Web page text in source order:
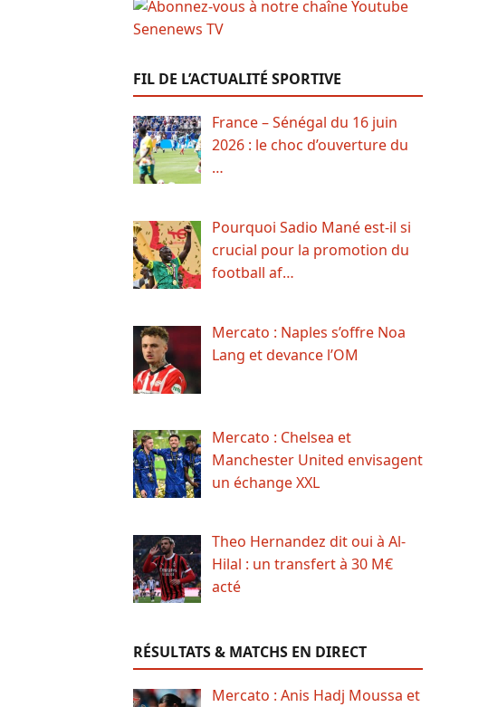
FIL DE L’ACTUALITÉ SPORTIVE
France – Sénégal du 16 juin
2026 : le choc d’ouverture du
…
Pourquoi Sadio Mané est-il si
crucial pour la promotion du
football af…
Mercato : Naples s’offre Noa
Lang et devance l’OM
Mercato : Chelsea et
Manchester United envisagent
un échange XXL
Theo Hernandez dit oui à Al-
Hilal : un transfert à 30 M€
acté
RÉSULTATS & MATCHS EN DIRECT
Mercato : Anis Hadj Moussa et